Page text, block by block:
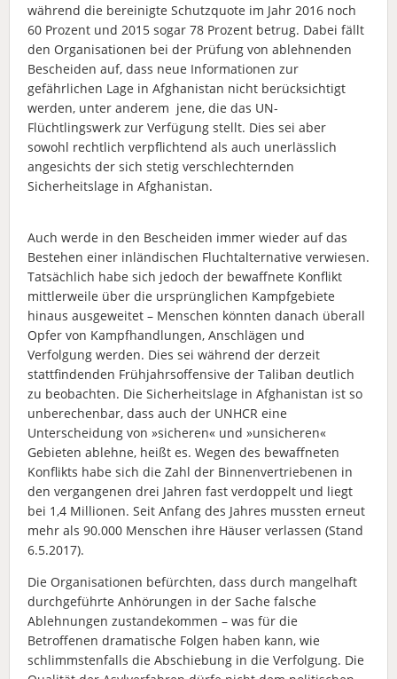
während die bereinigte Schutzquote im Jahr 2016 noch
60 Prozent und 2015 sogar 78 Prozent betrug. Dabei fällt
den Organisationen bei der Prüfung von ablehnenden
Bescheiden auf, dass neue Informationen zur
gefährlichen Lage in Afghanistan nicht berücksichtigt
werden, unter anderem jene, die das UN-
Flüchtlingswerk zur Verfügung stellt. Dies sei aber
sowohl rechtlich verpflichtend als auch unerlässlich
angesichts der sich stetig verschlechternden
Sicherheitslage in Afghanistan.
Auch werde in den Bescheiden immer wieder auf das
Bestehen einer inländischen Fluchtalternative verwiesen.
Tatsächlich habe sich jedoch der bewaffnete Konflikt
mittlerweile über die ursprünglichen Kampfgebiete
hinaus ausgeweitet – Menschen könnten danach überall
Opfer von Kampfhandlungen, Anschlägen und
Verfolgung werden. Dies sei während der derzeit
stattfindenden Frühjahrsoffensive der Taliban deutlich
zu beobachten. Die Sicherheitslage in Afghanistan ist so
unberechenbar, dass auch der UNHCR eine
Unterscheidung von »sicheren« und »unsicheren«
Gebieten ablehne, heißt es. Wegen des bewaffneten
Konflikts habe sich die Zahl der Binnenvertriebenen in
den vergangenen drei Jahren fast verdoppelt und liegt
bei 1,4 Millionen. Seit Anfang des Jahres mussten erneut
mehr als 90.000 Menschen ihre Häuser verlassen (Stand
6.5.2017).
Die Organisationen befürchten, dass durch mangelhaft
durchgeführte Anhörungen in der Sache falsche
Ablehnungen zustandekommen – was für die
Betroffenen dramatische Folgen haben kann, wie
schlimmstenfalls die Abschiebung in die Verfolgung. Die